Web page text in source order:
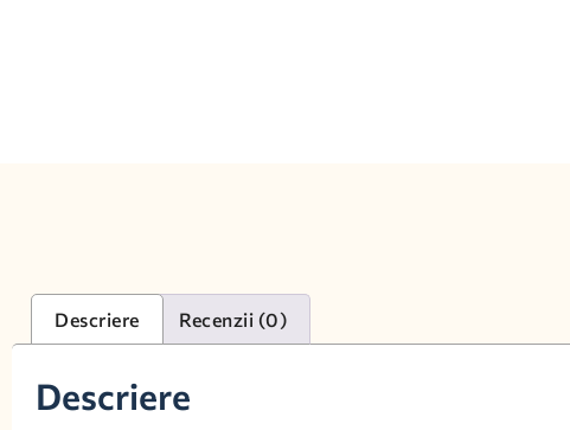
Descriere Recenzii (0)
Descriere